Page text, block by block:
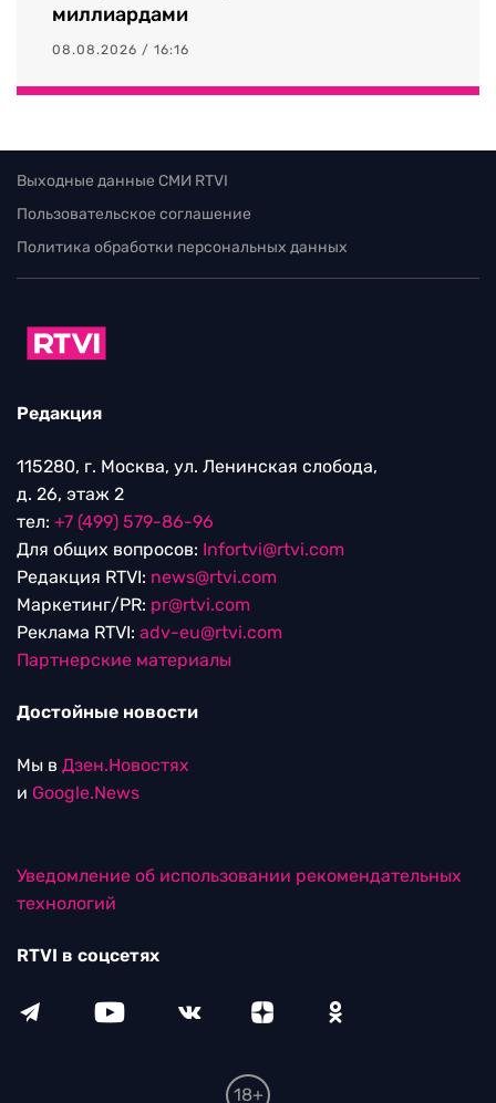
миллиардами
08.08.2026 / 16:16
Выходные данные СМИ RTVI
Пользовательское соглашение
Политика обработки персональных данных
Редакция
115280, г. Москва, ул. Ленинская слобода,
д. 26, этаж 2
тел: +7 (499) 579-86-96
Для общих вопросов: Infortvi@rtvi.com
Редакция RTVI: news@rtvi.com
Маркетинг/PR: pr@rtvi.com
Реклама RTVI: adv-eu@rtvi.com
Партнерские материалы
Достойные новости
Мы в Дзен.Новостях
и Google.News
Уведомление об использовании рекомендательных
технологий
RTVI в соцсетях
18+